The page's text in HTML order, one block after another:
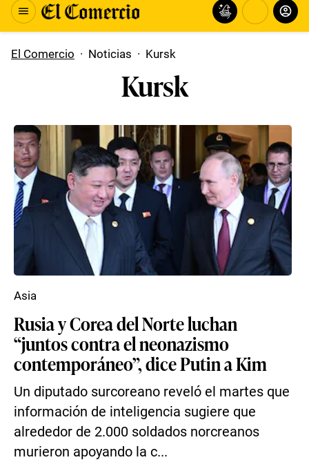
El Comercio · Noticias · Kursk
Kursk
Rusia y Corea del Norte luchan
“juntos contra el neonazismo
contemporáneo”, dice Putin a Kim
Un diputado surcoreano reveló el martes que
información de inteligencia sugiere que
alrededor de 2.000 soldados norcreanos
murieron apoyando la c...
Asia